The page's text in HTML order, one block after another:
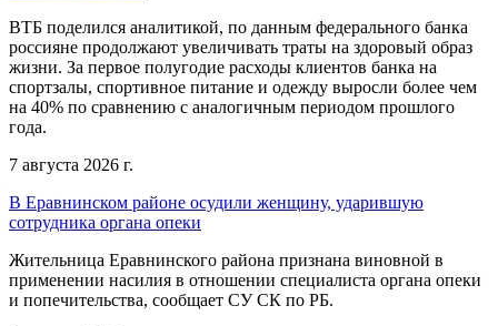
ВТБ поделился аналитикой, по данным федерального банка
россияне продолжают увеличивать траты на здоровый образ
жизни. За первое полугодие расходы клиентов банка на
спортзалы, спортивное питание и одежду выросли более чем
на 40% по сравнению с аналогичным периодом прошлого
года.
7 августа 2026 г.
В Еравнинском районе осудили женщину, ударившую
сотрудника органа опеки
Жительница Еравнинского района признана виновной в
применении насилия в отношении специалиста органа опеки
и попечительства, сообщает СУ СК по РБ.